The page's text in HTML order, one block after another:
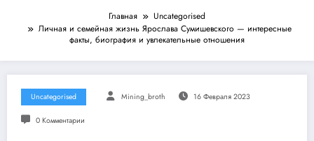
Главная
Uncategorised
Личная и семейная жизнь Ярослава Сумишевского — интересные
факты, биография и увлекательные отношения
Uncategorised Mining_broth 16 Февраля 2023
0 Комментарии